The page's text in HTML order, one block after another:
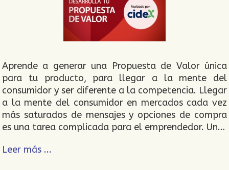
Aprende a generar una Propuesta de Valor única
para tu producto, para llegar a la mente del
consumidor y ser diferente a la competencia. Llegar
a la mente del consumidor en mercados cada vez
más saturados de mensajes y opciones de compra
es una tarea complicada para el emprendedor. Un…
Leer más ...